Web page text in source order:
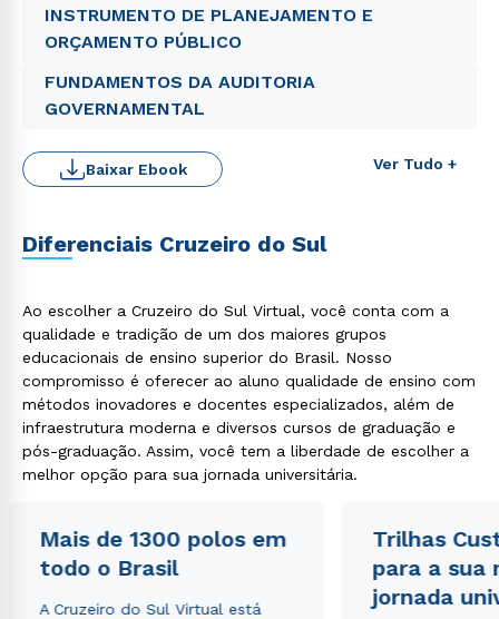
INSTRUMENTO DE PLANEJAMENTO E
ORÇAMENTO PÚBLICO
FUNDAMENTOS DA AUDITORIA
GOVERNAMENTAL
Ver Tudo +
Baixar Ebook
Diferenciais Cruzeiro do Sul
Ao escolher a Cruzeiro do Sul Virtual, você conta com a
qualidade e tradição de um dos maiores grupos
educacionais de ensino superior do Brasil. Nosso
compromisso é oferecer ao aluno qualidade de ensino com
métodos inovadores e docentes especializados, além de
infraestrutura moderna e diversos cursos de graduação e
pós-graduação. Assim, você tem a liberdade de escolher a
melhor opção para sua jornada universitária.
Mais de 1300 polos em
todo o Brasil
A Cruzeiro do Sul Virtual está
Trilhas
para a sua
jornada
Rápido e fácil
WhatsApp
ou
Estou de acordo com a
autorizo que meus dados sejam utilizados para o